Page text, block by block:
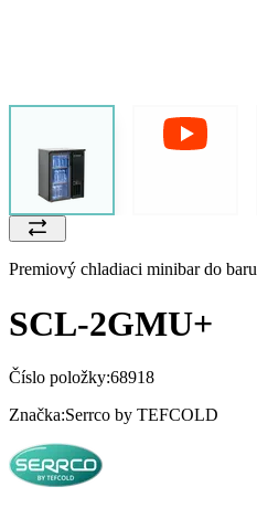
Premiový chladiaci minibar do baru
SCL-2GMU+
Číslo položky:68918
Značka:Serrco by TEFCOLD